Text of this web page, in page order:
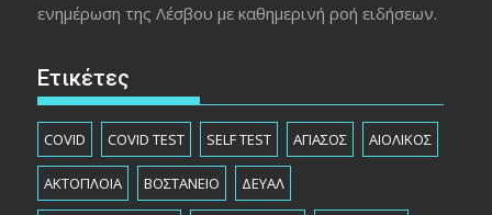
ενημέρωση της Λέσβου με καθημερινή ροή ειδήσεων.
Ετικέτες
COVID COVID TEST SELF TEST ΑΓΙΑΣΟΣ ΑΙΟΛΙΚΟΣ
ΑΚΤΟΠΛΟΙΑ ΒΟΣΤΑΝΕΙΟ ΔΕΥΑΛ